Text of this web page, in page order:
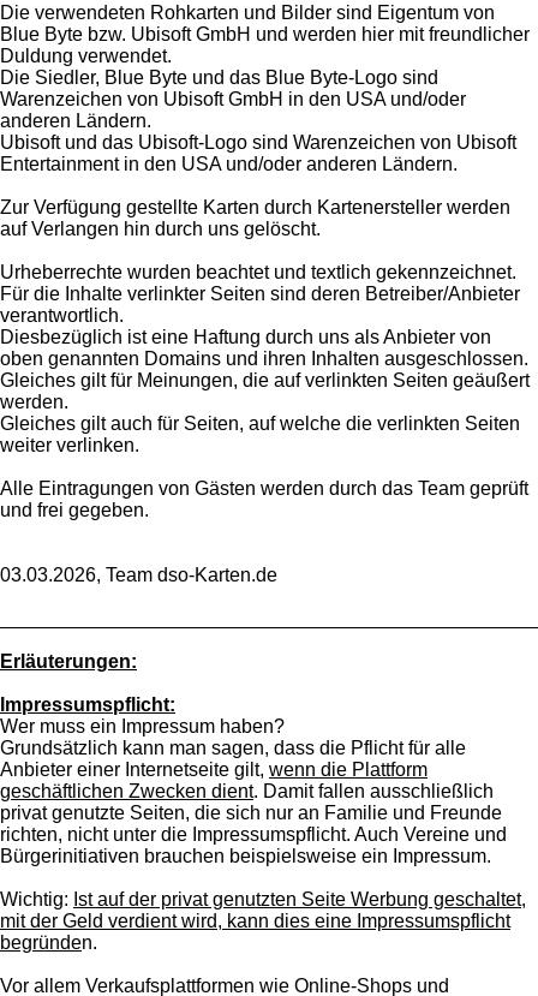
Die verwendeten Rohkarten und Bilder sind Eigentum von
Blue Byte bzw. Ubisoft GmbH und werden hier mit freundlicher
Duldung verwendet.
Die Siedler, Blue Byte und das Blue Byte-Logo sind
Warenzeichen von Ubisoft GmbH in den USA und/oder
anderen Ländern.
Ubisoft und das Ubisoft-Logo sind Warenzeichen von Ubisoft
Entertainment in den USA und/oder anderen Ländern.
Zur Verfügung gestellte Karten durch Kartenersteller werden
auf Verlangen hin durch uns gelöscht.
Urheberrechte wurden beachtet und textlich gekennzeichnet.
Für die Inhalte verlinkter Seiten sind deren Betreiber/Anbieter
verantwortlich.
Diesbezüglich ist eine Haftung durch uns als Anbieter von
oben genannten Domains und ihren Inhalten ausgeschlossen.
Gleiches gilt für Meinungen, die auf verlinkten Seiten geäußert
werden.
Gleiches gilt auch für Seiten, auf welche die verlinkten Seiten
weiter verlinken.
Alle Eintragungen von Gästen werden durch das Team geprüft
und frei gegeben.
03.03.2026, Team dso-Karten.de
Erläuterungen:
Impressumspflicht:
Wer muss ein Impressum haben?
Grundsätzlich kann man sagen, dass die Pflicht für alle
Anbieter einer Internetseite gilt, wenn die Plattform
geschäftlichen Zwecken dient. Damit fallen ausschließlich
privat genutzte Seiten, die sich nur an Familie und Freunde
richten, nicht unter die Impressumspflicht. Auch Vereine und
Bürgerinitiativen brauchen beispielsweise ein Impressum.
Wichtig: Ist auf der privat genutzten Seite Werbung geschaltet,
mit der Geld verdient wird, kann dies eine Impressumspflicht
begründen.
Vor allem Verkaufsplattformen wie Online-Shops und